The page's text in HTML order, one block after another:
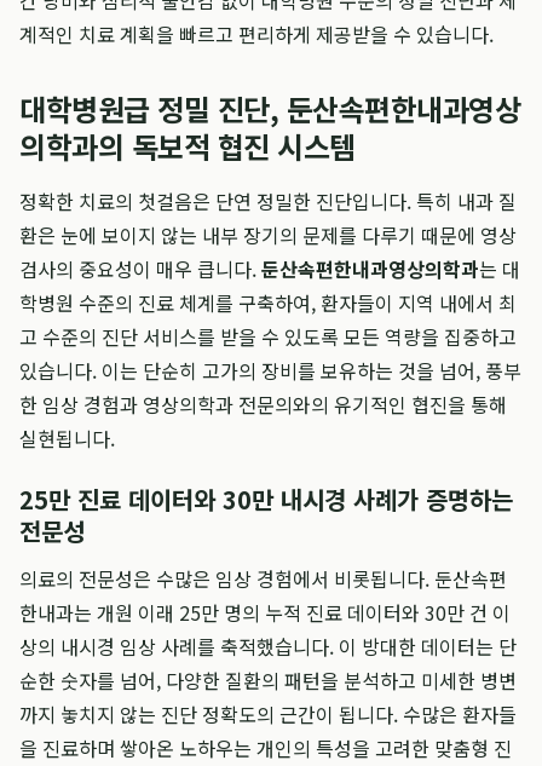
계적인 치료 계획을 빠르고 편리하게 제공받을 수 있습니다.
대학병원급 정밀 진단, 둔산속편한내과영상
의학과의 독보적 협진 시스템
정확한 치료의 첫걸음은 단연 정밀한 진단입니다. 특히 내과 질
환은 눈에 보이지 않는 내부 장기의 문제를 다루기 때문에 영상
검사의 중요성이 매우 큽니다.둔산속편한내과영상의학과는 대
학병원 수준의 진료 체계를 구축하여, 환자들이 지역 내에서 최
고 수준의 진단 서비스를 받을 수 있도록 모든 역량을 집중하고
있습니다. 이는 단순히 고가의 장비를 보유하는 것을 넘어, 풍부
한 임상 경험과 영상의학과 전문의와의 유기적인 협진을 통해
실현됩니다.
25만 진료 데이터와 30만 내시경 사례가 증명하는
전문성
의료의 전문성은 수많은 임상 경험에서 비롯됩니다. 둔산속편
한내과는 개원 이래 25만 명의 누적 진료 데이터와 30만 건 이
상의 내시경 임상 사례를 축적했습니다. 이 방대한 데이터는 단
순한 숫자를 넘어, 다양한 질환의 패턴을 분석하고 미세한 병변
까지 놓치지 않는 진단 정확도의 근간이 됩니다. 수많은 환자들
을 진료하며 쌓아온 노하우는 개인의 특성을 고려한 맞춤형 진